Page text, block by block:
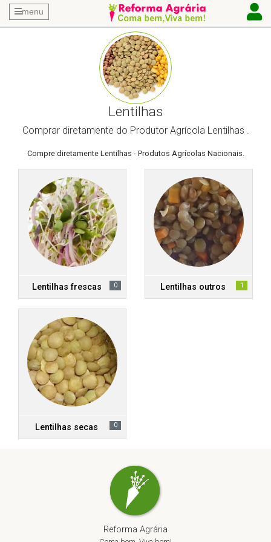
menu
Lentilhas
Comprar diretamente do Produtor Agrícola Lentilhas .
Compre diretamente Lentilhas - Produtos Agrícolas Nacionais.
Lentilhas frescas 0 Lentilhas outros 1
Lentilhas secas 0
Reforma Agrária